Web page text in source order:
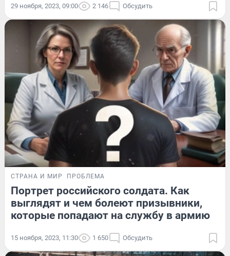
29 ноября, 2023, 09:00 2 146 Обсудить
СТРАНА И МИР ПРОБЛЕМА
Портрет российского солдата. Как
выглядят и чем болеют призывники,
которые попадают на службу в армию
15 ноября, 2023, 11:30 1 650 Обсудить